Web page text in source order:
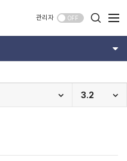
관리자 OFF
3.2